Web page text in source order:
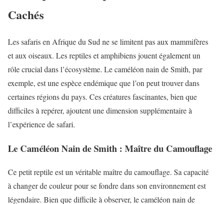
Cachés
Les safaris en Afrique du Sud ne se limitent pas aux mammifères
et aux oiseaux. Les reptiles et amphibiens jouent également un
rôle crucial dans l’écosystème. Le caméléon nain de Smith, par
exemple, est une espèce endémique que l’on peut trouver dans
certaines régions du pays. Ces créatures fascinantes, bien que
difficiles à repérer, ajoutent une dimension supplémentaire à
l’expérience de safari.
Le Caméléon Nain de Smith : Maître du Camouflage
Ce petit reptile est un véritable maître du camouflage. Sa capacité
à changer de couleur pour se fondre dans son environnement est
légendaire. Bien que difficile à observer, le caméléon nain de